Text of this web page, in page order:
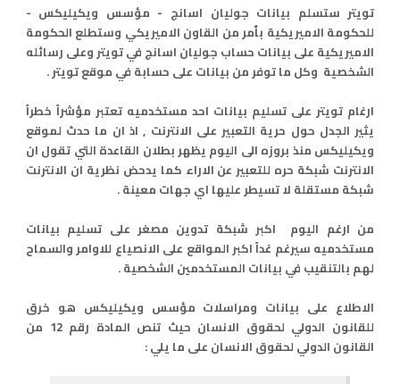
تويتر ستسلم بيانات جوليان اسانج - مؤسس ويكيليكس -
للحكومة الاميريكية بأمر من القاون الاميريكي وستطلع الحكومة
الاميريكية على بيانات حساب جوليان اسانج في تويتر وعلى رسائله
الشخصية وكل ما توفر من بيانات على حسابة في موقع تويتر .
ارغام تويتر على تسليم بيانات احد مستخدميه تعتبر مؤشراً خطراً
يثير الجدل حول حرية التعبير على الانترنت , اذ ان ما حدث لموقع
ويكيليكس منذ بروزه الى اليوم يظهر بطلان القاعدة التي تقول ان
الانترنت شبكة حره للتعبير عن الاراء كما يدحض نظرية ان الانترنت
شبكة مستقلة لا تسيطر عليها اي جهات معينة .
من ارغم اليوم اكبر شبكة تدوين مصغر على تسليم بيانات
مستخدميه سيرغم غداً اكبر المواقع على الانصياع للاوامر والسماح
لهم بالتنقيب في بيانات المستخدمين الشخصية .
الاطلاع على بيانات ومراسلات مؤسس ويكيليكس هو خرق
للقانون الدولي لحقوق الانسان حيث تنص المادة رقم 12 من
القانون الدولي لحقوق الانسان على ما يلي :